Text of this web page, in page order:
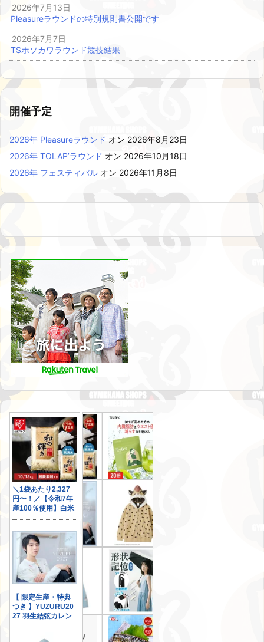
2026年7月13日
Pleasureラウンドの特別規則書公開です
2026年7月7日
TSホソカワラウンド競技結果
開催予定
2026年 Pleasureラウンド オン 2026年8月23日
2026年 TOLAP’ラウンド オン 2026年10月18日
2026年 フェスティバル オン 2026年11月8日